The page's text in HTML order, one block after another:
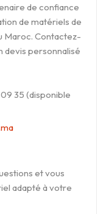
de confiance
de matériels de
Maroc. Contactez-
devis personnalisé
35 (disponible
et vous
adapté à votre